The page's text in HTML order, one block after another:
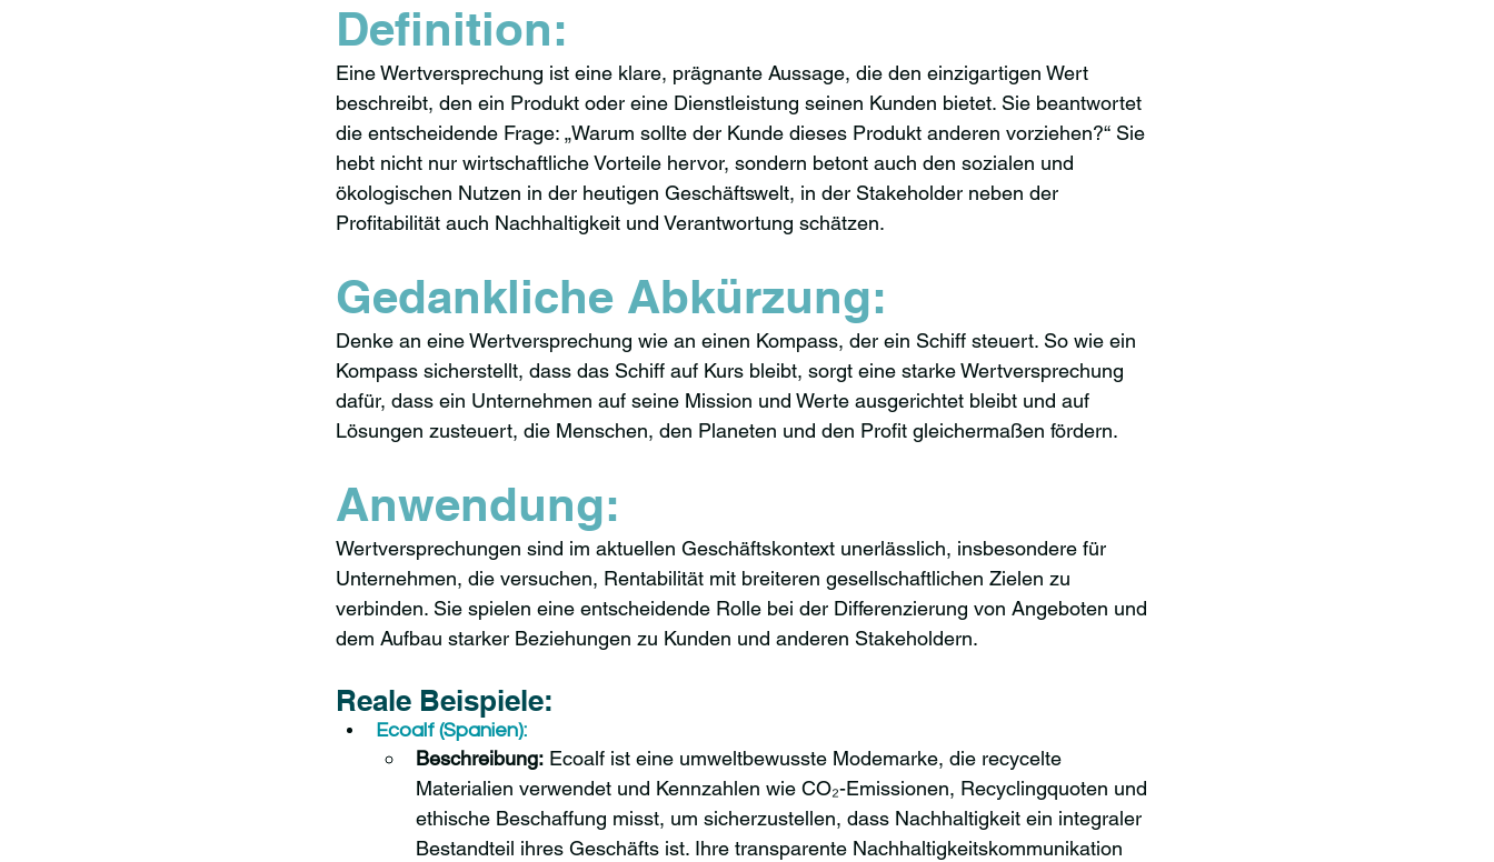
Definition:
Eine Wertversprechung ist eine klare, prägnante Aussage, die den einzigartigen Wert
beschreibt, den ein Produkt oder eine Dienstleistung seinen Kunden bietet. Sie beantwortet
die entscheidende Frage: „Warum sollte der Kunde dieses Produkt anderen vorziehen?“ Sie
hebt nicht nur wirtschaftliche Vorteile hervor, sondern betont auch den sozialen und
ökologischen Nutzen in der heutigen Geschäftswelt, in der Stakeholder neben der
Profitabilität auch Nachhaltigkeit und Verantwortung schätzen.
Gedankliche Abkürzung:
Denke an eine Wertversprechung wie an einen Kompass, der ein Schiff steuert. So wie ein
Kompass sicherstellt, dass das Schiff auf Kurs bleibt, sorgt eine starke Wertversprechung
dafür, dass ein Unternehmen auf seine Mission und Werte ausgerichtet bleibt und auf
Lösungen zusteuert, die Menschen, den Planeten und den Profit gleichermaßen fördern.
Anwendung:
Wertversprechungen sind im aktuellen Geschäftskontext unerlässlich, insbesondere für
Unternehmen, die versuchen, Rentabilität mit breiteren gesellschaftlichen Zielen zu
verbinden. Sie spielen eine entscheidende Rolle bei der Differenzierung von Angeboten und
dem Aufbau starker Beziehungen zu Kunden und anderen Stakeholdern.
Reale Beispiele:
Ecoalf (Spanien):
Beschreibung: Ecoalf ist eine umweltbewusste Modemarke, die recycelte
Materialien verwendet und Kennzahlen wie CO₂-Emissionen, Recyclingquoten und
ethische Beschaffung misst, um sicherzustellen, dass Nachhaltigkeit ein integraler
Bestandteil ihres Geschäfts ist. Ihre transparente Nachhaltigkeitskommunikation